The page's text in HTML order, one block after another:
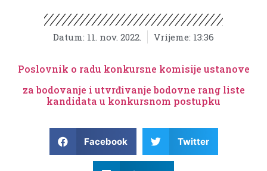
Datum: 11. nov. 2022. Vrijeme: 13:36
Poslovnik o radu konkursne komisije ustanove
za bodovanje i utvrđivanje bodovne rang liste
kandidata u konkursnom postupku
Facebook Twitter